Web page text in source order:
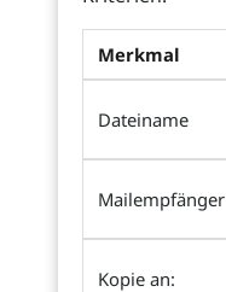
Merkmal
Dateiname
Mailempfänger
Kopie an: